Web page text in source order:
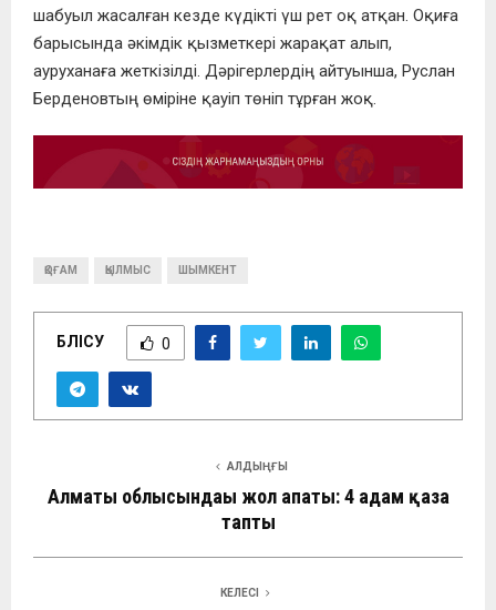
шабуыл жасалған кезде күдікті үш рет оқ атқан. Оқиға
барысында әкімдік қызметкері жарақат алып,
ауруханаға жеткізілді. Дәрігерлердің айтуынша, Руслан
Берденовтың өміріне қауіп төніп тұрған жоқ.
ҚОҒАМ ҚЫЛМЫС ШЫМКЕНТ
БӨЛІСУ 0
АЛДЫҢҒЫ
Алматы облысындағы жол апаты: 4 адам қаза
тапты
КЕЛЕСІ